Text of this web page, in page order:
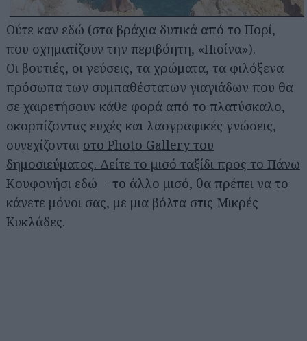
Ούτε καν εδώ (στα βράχια δυτικά από το Πορί,
που σχηματίζουν την περιβόητη, «Πισίνα»).
Οι βουτιές, οι γεύσεις, τα χρώματα, τα φιλόξενα
πρόσωπα των συμπαθέστατων γιαγιάδων που θα
σε χαιρετήσουν κάθε φορά από το πλατύσκαλο,
σκορπίζοντας ευχές και λαογραφικές γνώσεις,
συνεχίζονται στο Photo Gallery του
δημοσιεύματος. Δείτε το μισό ταξίδι προς το Πάνω
Κουφονήσι εδώ - το άλλο μισό, θα πρέπει να το
κάνετε μόνοι σας, με μια βόλτα στις Μικρές
Κυκλάδες.